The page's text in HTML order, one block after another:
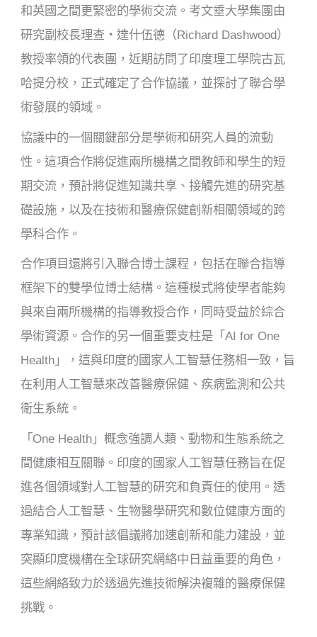
和英國之間更緊密的學術交流。考文垂大學集團由
研究副校長理查・達什伍德（Richard Dashwood）
教授率領的代表團，近期訪問了印度理工學院古瓦
哈提分校，正式確定了合作協議，並探討了聯合學
術發展的領域。
協議中的一個關鍵部分是學術和研究人員的流動
性。這項合作將促進兩所機構之間教師和學生的短
期交流，預計將促進知識共享、接觸先進的研究基
礎設施，以及在技術和醫療保健創新相關領域的跨
學科合作。
合作項目還將引入聯合博士課程，包括在聯合指導
框架下的雙學位博士結構。這種模式將使學者能夠
與來自兩所機構的指導教授合作，同時受益於綜合
學術資源。合作的另一個重要支柱是「AI for One
Health」，這與印度的國家人工智慧任務相一致，旨
在利用人工智慧來改善醫療保健、疾病監測和公共
衛生系統。
「One Health」概念強調人類、動物和生態系統之
間健康相互關聯。印度的國家人工智慧任務旨在促
進各個領域對人工智慧的研究和負責任的使用。透
過結合人工智慧、生物醫學研究和數位健康方面的
專業知識，預計該倡議將加速創新和能力建設，並
突顯印度機構在全球研究網絡中日益重要的角色，
這些網絡致力於透過先進技術解決複雜的醫療保健
挑戰。